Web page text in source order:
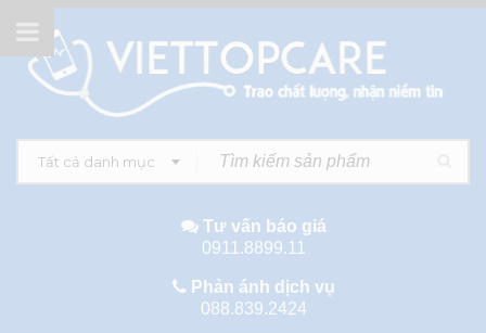
Tất cả danh mục
Tư vấn báo giá
0911.8899.11
Phản ánh dịch vụ
088.839.2424